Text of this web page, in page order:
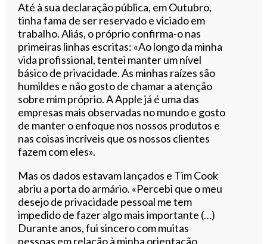
Até à sua declaração pública, em Outubro,
tinha fama de ser reservado e viciado em
trabalho. Aliás, o próprio confirma-o nas
primeiras linhas escritas: «Ao longo da minha
vida profissional, tentei manter um nível
básico de privacidade. As minhas raízes são
humildes e não gosto de chamar a atenção
sobre mim próprio. A Apple já é uma das
empresas mais observadas no mundo e gosto
de manter o enfoque nos nossos produtos e
nas coisas incríveis que os nossos clientes
fazem com eles».
Mas os dados estavam lançados e Tim Cook
abriu a porta do armário. «Percebi que o meu
desejo de privacidade pessoal me tem
impedido de fazer algo mais importante (…)
Durante anos, fui sincero com muitas
pessoas em relação à minha orientação